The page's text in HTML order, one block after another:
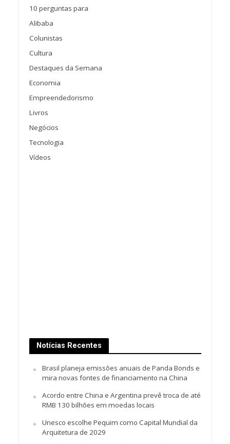
10 perguntas para
Alibaba
Colunistas
Cultura
Destaques da Semana
Economia
Empreendedorismo
Livros
Negócios
Tecnologia
Vídeos
Notícias Recentes
Brasil planeja emissões anuais de Panda Bonds e
mira novas fontes de financiamento na China
Acordo entre China e Argentina prevê troca de até
RMB 130 bilhões em moedas locais
Unesco escolhe Pequim como Capital Mundial da
Arquitetura de 2029